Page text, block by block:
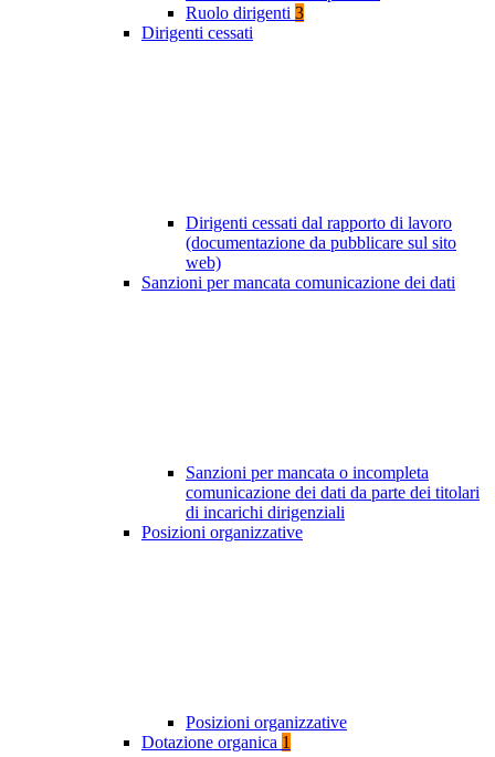
Ruolo dirigenti 3
Dirigenti cessati
Dirigenti cessati dal rapporto di lavoro
(documentazione da pubblicare sul sito
web)
Sanzioni per mancata comunicazione dei dati
Sanzioni per mancata o incompleta
comunicazione dei dati da parte dei titolari
di incarichi dirigenziali
Posizioni organizzative
Posizioni organizzative
Dotazione organica 1